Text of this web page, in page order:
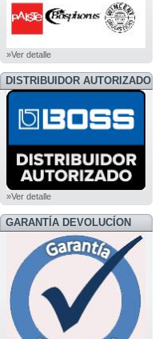
»Ver detalle
DISTRIBUIDOR AUTORIZADO
BOSS
»Ver detalle
GARANTÍA DEVOLUCÍON